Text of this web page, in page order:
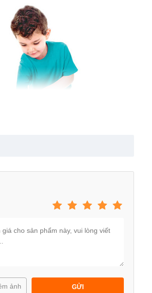
dạng, và một xe đẩy siêu thị xinh xắn.
GỬI
ảnh